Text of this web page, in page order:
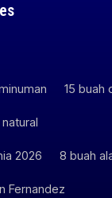
15 buah
2026 8 buah
Fernandez